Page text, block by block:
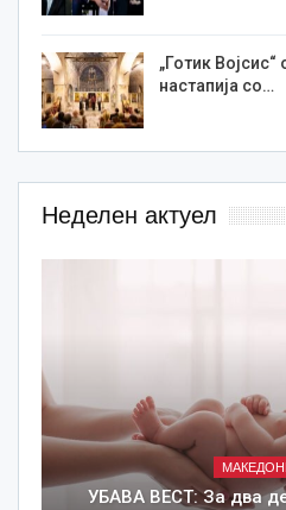
„Готик
настапија со…
Неделен актуел
УБАВА ВЕСТ: За два